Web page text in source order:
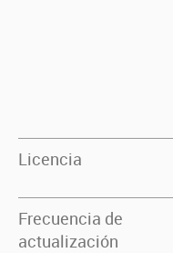
Licencia
Frecuencia de
actualización